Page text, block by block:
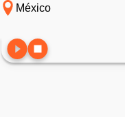
México